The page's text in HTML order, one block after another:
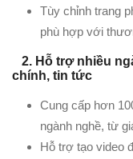
Tùy chỉnh trang
phù hợp với
2. Hỗ trợ nhiều
chính, tin tức
Cung cấp hơn
ngành nghề, từ
Hỗ trợ tạo video